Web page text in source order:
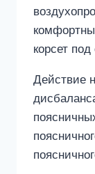
корсет
Действие